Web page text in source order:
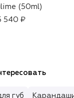
(50ml)
540 ₽
губ